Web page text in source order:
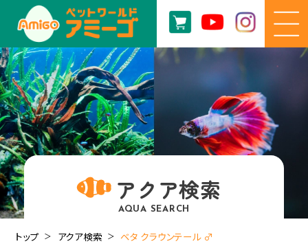
アクア検索
AQUA SEARCH
トップ アクア検索 ベタ クラウンテール ♂